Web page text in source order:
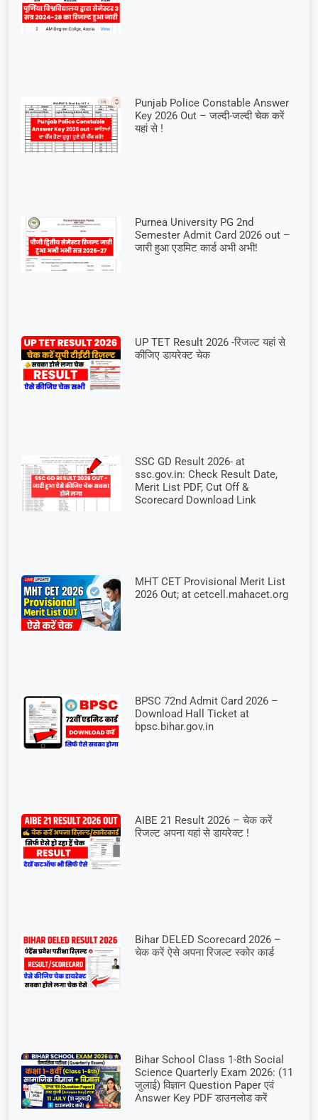
Punjab Police Constable Answer
Key 2026 Out – जल्दी-जल्दी चेक करें
यहां से !
Purnea University PG 2nd
Semester Admit Card 2026 out –
जारी हुआ एडमिट कार्ड अभी अभी!
UP TET Result 2026 -रिजल्ट यहां से
कीजिए डायरेक्ट चेक
SSC GD Result 2026- at
ssc.gov.in: Check Result Date,
Merit List PDF, Cut Off &
Scorecard Download Link
MHT CET Provisional Merit List
2026 Out; at cetcell.mahacet.org
BPSC 72nd Admit Card 2026 –
Download Hall Ticket at
bpsc.bihar.gov.in
AIBE 21 Result 2026 – चेक करें
रिजल्ट अपना यहां से डायरेक्ट !
Bihar DELED Scorecard 2026 –
चेक करें ऐसे अपना रिजल्ट स्कोर कार्ड
Bihar School Class 1-8th Social
Science Quarterly Exam 2026: (11
जुलाई) विज्ञान Question Paper एवं
Answer Key PDF डाउनलोड करें